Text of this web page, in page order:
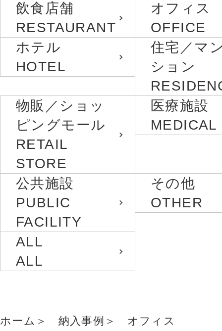
飲食店舗
RESTAURANT
オフィス
OFFICE
ホテル
HOTEL
住宅／マ
ション
物販／ショッ
ピングモール
RETAIL
STORE
医療施設
MEDICAL
公共施設
PUBLIC
FACILITY
その他
OTHER
ALL
ALL
ホーム 納入事例
オフィス